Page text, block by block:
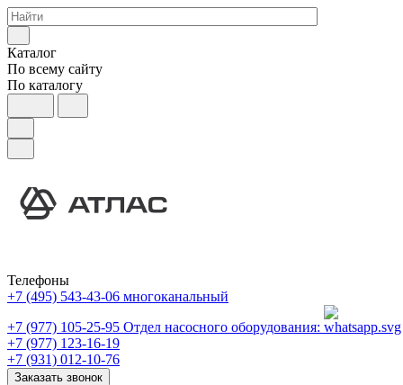
Каталог
По всему сайту
По каталогу
Телефоны
+7 (495) 543-43-06 многоканальный
+7 (977) 105-25-95 Отдел насосного оборудования:
+7 (977) 123-16-19
+7 (931) 012-10-76
Заказать звонок